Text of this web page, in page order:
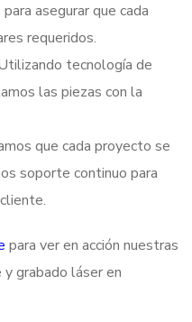
asegurar que cada
requeridos.
tecnología de
las piezas con la
que cada proyecto se
soporte continuo para
para ver en acción nuestras
grabado láser en